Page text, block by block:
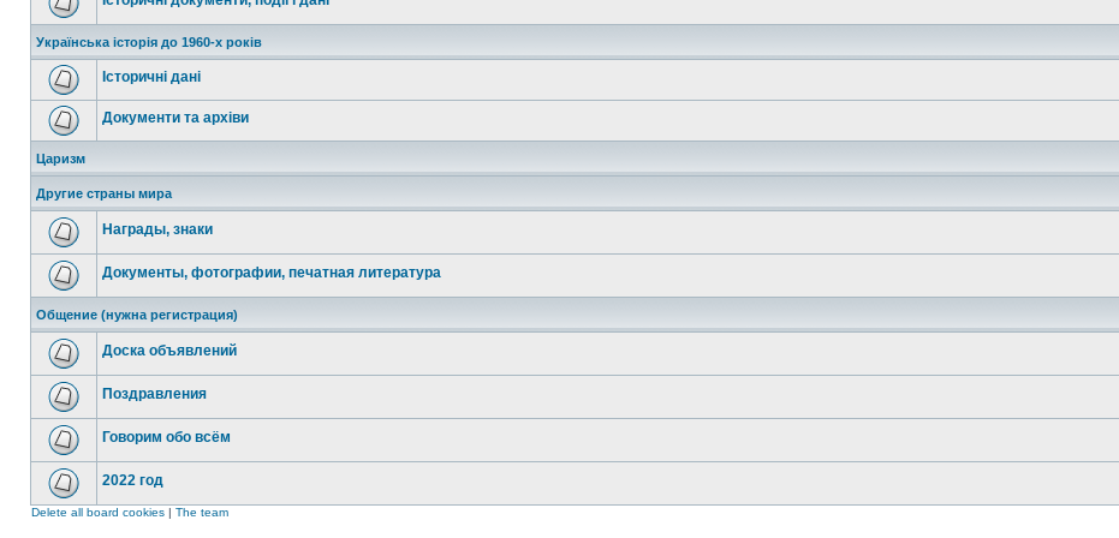
Українська історія до 1960-х років
Історичні дані
Документи та архіви
Царизм
Другие страны мира
Награды, знаки
Документы, фотографии, печатная литература
Общение (нужна регистрация)
Доска объявлений
Поздравления
Говорим обо всём
2022 год
Delete all board cookies | The team